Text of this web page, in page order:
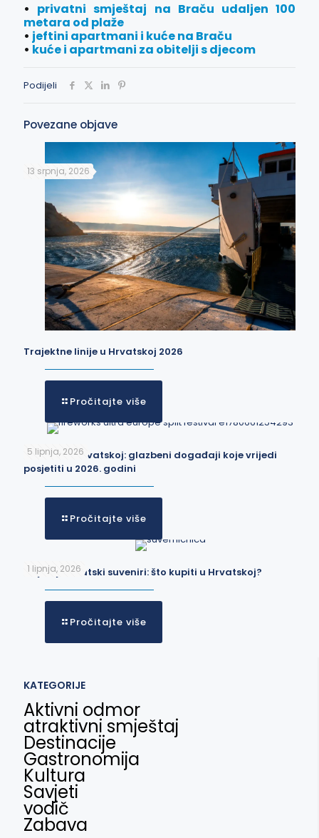
• privatni smještaj na Braču udaljen 100
metara od plaže
• jeftini apartmani i kuće na Braču
• kuće i apartmani za obitelji s djecom
Podijeli
Povezane objave
13 srpnja, 2026
Trajektne linije u Hrvatskoj 2026
Pročitajte više
5 lipnja, 2026
Festivali u Hrvatskoj: glazbeni događaji koje vrijedi
posjetiti u 2026. godini
Pročitajte više
1 lipnja, 2026
Najbolji hrvatski suveniri: što kupiti u Hrvatskoj?
Pročitajte više
KATEGORIJE
Aktivni odmor
atraktivni smještaj
Destinacije
Gastronomija
Kultura
Savjeti
vodič
Zabava